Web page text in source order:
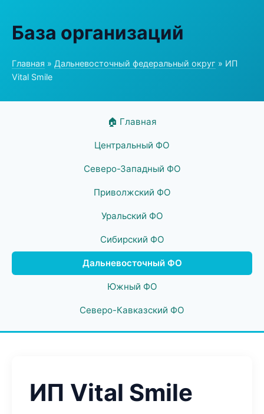
База организаций
Главная » Дальневосточный федеральный округ » ИП
Vital Smile
🏠 Главная
Центральный ФО
Северо-Западный ФО
Приволжский ФО
Уральский ФО
Сибирский ФО
Дальневосточный ФО
Южный ФО
Северо-Кавказский ФО
ИП Vital Smile